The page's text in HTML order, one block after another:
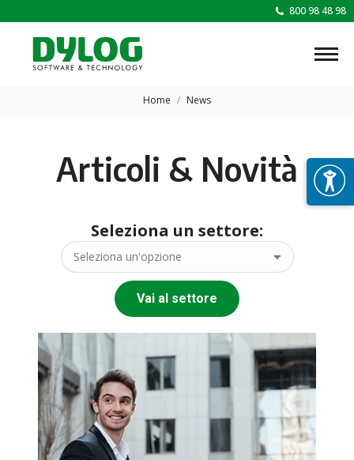
800 98 48 98
Tu sei qui:
Home News
Articoli & Novità
Seleziona un settore:
Vai al settore